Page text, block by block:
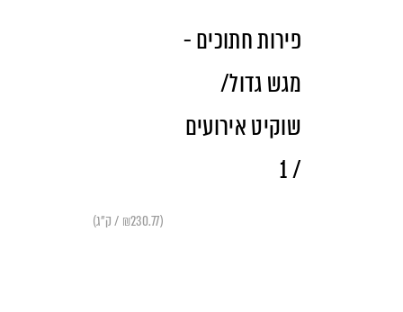
פירות חתוכים -
מגש גדול/
שוקיט אירועים
/ 1
(₪230.77 / ק"ג)